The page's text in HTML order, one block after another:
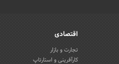
اقتصادی
تجارت و بازار
کارآفرینی و استارتاپ